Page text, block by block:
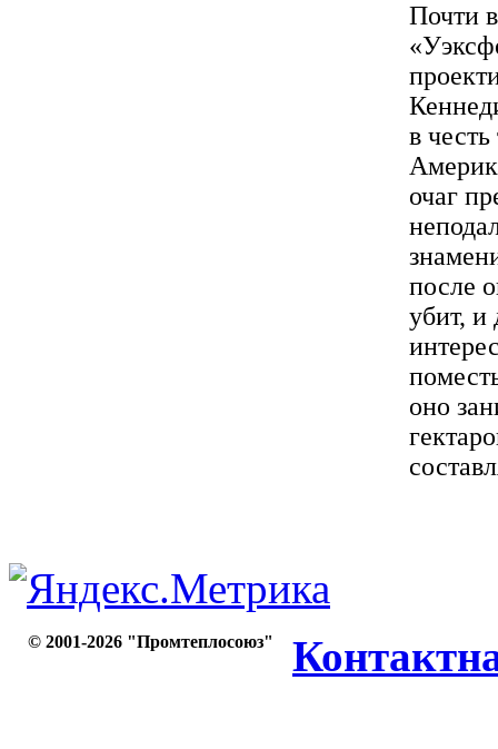
Почти
в
очаг
после
убит, и
оно
© 2001-2026 "Промтеплосоюз"